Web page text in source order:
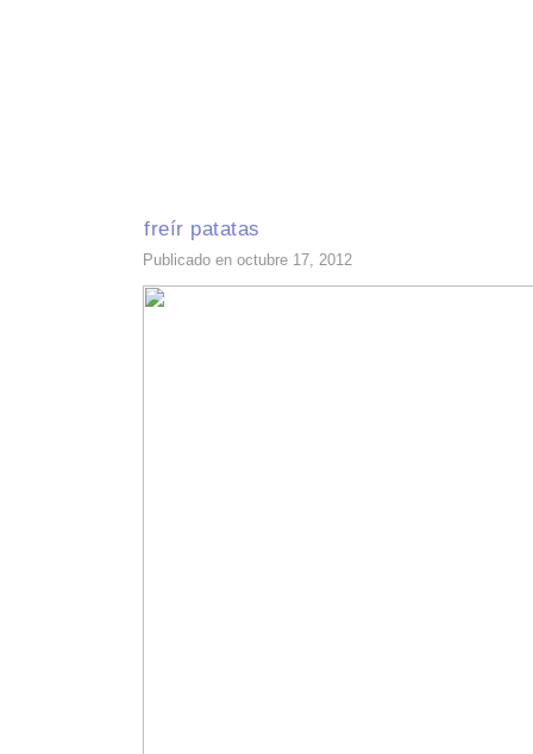
freír patatas
Publicado en octubre 17, 2012